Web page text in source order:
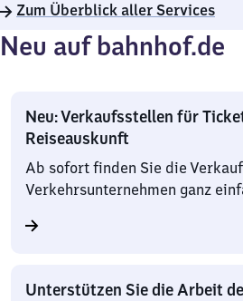
Zum Überblick aller Services
Neu auf bahnhof.de
Neu: Verkaufsstellen für
Reiseauskunft
Ab sofort finden Sie die
Verkehrsunternehmen ganz
Unterstützen Sie die Arbeit